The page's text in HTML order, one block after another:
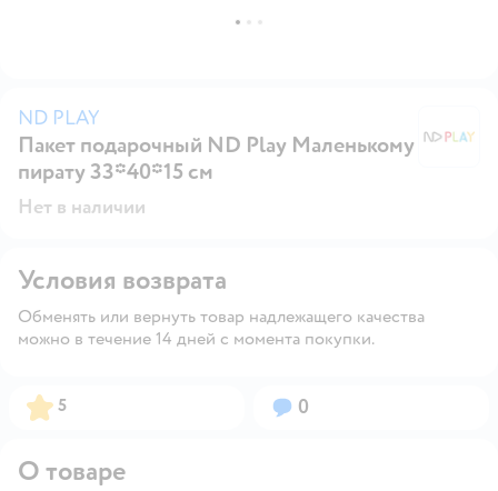
ND PLAY
Пакет подарочный ND Play Маленькому
пирату 33*40*15 см
Нет в наличии
Условия возврата
Обменять или вернуть товар надлежащего качества
можно в течение 14 дней с момента покупки.
Рейтинг:
5 Вопросов:
0
О товаре